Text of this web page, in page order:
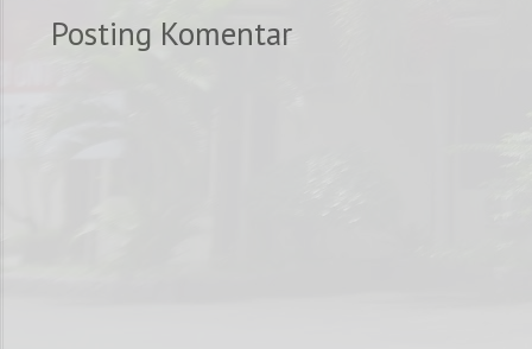
Posting Komentar